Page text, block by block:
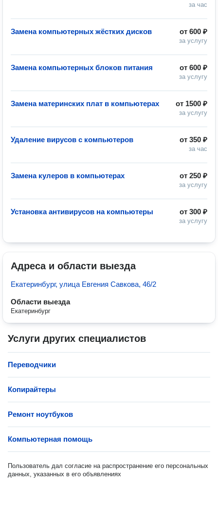
за час
от 600 ₽
за услугу
Замена компьютерных жёстких дисков
от 600 ₽
за услугу
Замена компьютерных блоков питания
от 1500 ₽
за услугу
Замена материнских плат в компьютерах
от 350 ₽
за час
Удаление вирусов с компьютеров
от 250 ₽
за услугу
Замена кулеров в компьютерах
от 300 ₽
за услугу
Установка антивирусов на компьютеры
Адреса и области выезда
Екатеринбург, улица Евгения Савкова, 46/2
Области выезда
Екатеринбург
Услуги других специалистов
Переводчики
Копирайтеры
Ремонт ноутбуков
Компьютерная помощь
Пользователь дал согласие на распространение его персональных
данных, указанных в его объявлениях